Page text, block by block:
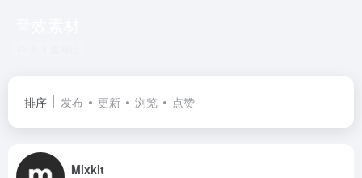
排序 发布 更新 浏览 点赞
Mixkit